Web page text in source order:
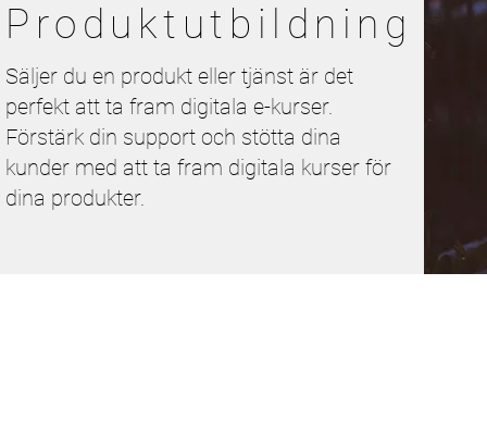
Produktutbildning
Säljer du en produkt eller tjänst är det
perfekt att ta fram digitala e-kurser.
Förstärk din support och stötta dina
kunder med att ta fram digitala kurser för
dina produkter.